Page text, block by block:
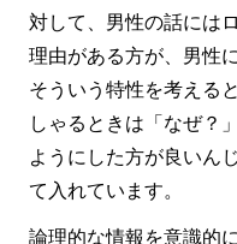
対して、男性の話には
理由がある方が、男性
そういう特性を考える
しゃるときは「なぜ？
ようにした方が良いん
て入れています。
論理的な情報を意識的